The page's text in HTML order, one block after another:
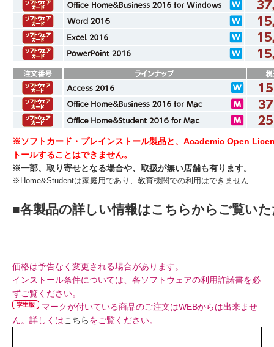
※ソフトカード・プレインストール製品と、Academic Open
トールすることはできません。
※一部、取り寄せとなる場合や、取扱が無い店舗も有ります。
※Home&Studentは家庭用であり、教育機関での利用はできません
■各製品の詳しい情報はこちらからご覧い
価格は予告なく変更される場合があります。
インストール条件については、各ソフトウェアの利用許諾書を必
ずご覧ください。
マークが付いている商品のご注文はWEBからは出来ませ
ん。詳しくはこちらをご覧ください。